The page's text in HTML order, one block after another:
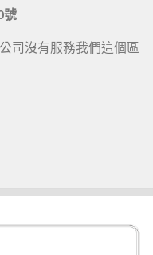
號
司沒有服務我們這個區